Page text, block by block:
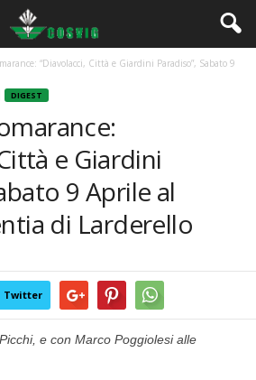
“Diavolacci, Città e Giardini Paradiso”, Sabato 9
DIGEST
e Giardini
9 Aprile al
di Larderello
Twitter
e con Marco Poggiolesi alle